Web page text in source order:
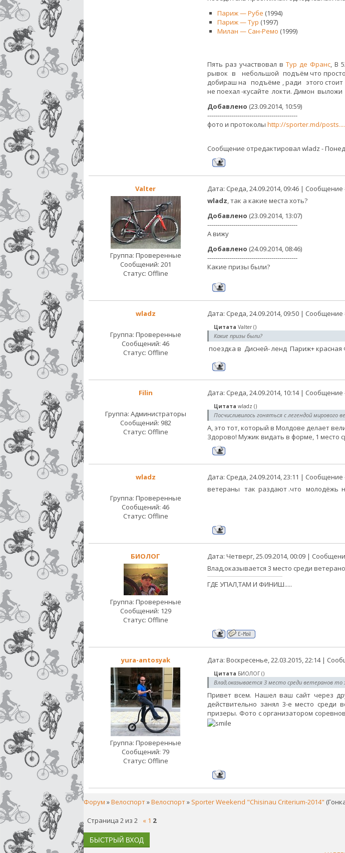
Париж — Рубе (1994)
Париж — Тур (1997)
Милан — Сан-Ремо (1999)
Пять раз участвовал в Тур де Франс, В
рывок в небольшой подъём что
добираш на подъёме
не поехал -кусайте локти. Димон выложи
Добавлено (23.09.2014, 10:59)
---------------------------------------------
фото и протоколы http://sporter.md/
Сообщение отредактировал wladz -
Valter Дата: Среда, 24.09.2014, 09:46 | Сообщение
Группа: Проверенные
Сообщений: 201
Статус: Offline
wladz, так а какие места хоть?
Добавлено (23.09.2014, 13:07)
---------------------------------------------
А вижу
Добавлено (24.09.2014, 08:46)
---------------------------------------------
Какие призы были?
wladz Дата: Среда, 24.09.2014, 09:50 | Сообщение
Группа: Проверенные
Сообщений: 46
Статус: Offline
Цитата Valter()
Какие призы были?
поездка в Дисней- ленд Париж+
Filin Дата: Среда, 24.09.2014, 10:14 | Сообщение
Группа: Администраторы
Сообщений: 982
Статус: Offline
Цитата wladz ()
Посчисливилось гоняться с легендой
А, это тот, который в Молдове делает
Здорово! Мужик видать в форме, 1 место
wladz Дата: Среда, 24.09.2014, 23:11 | Сообщение
Группа: Проверенные
Сообщений: 46
Статус: Offline
ветераны так раздают .что молодёжь
БИОЛОГ Дата: Четверг, 25.09.2014, 00:09 |
Группа: Проверенные
Сообщений: 129
Статус: Offline
Влад,оказывается 3 место среди
ГДЕ УПАЛ,ТАМ И ФИНИШ.....
yura-antosyak Дата: Воскресенье, 22.03.2015, 22:14 |
Группа: Проверенные
Сообщений: 79
Статус: Offline
Цитата БИОЛОГ()
Влад,оказывается 3 место среди ветеранов то
Привет всем. Нашел ваш сайт через
действительно занял 3-е место
призеры. Фото с организатором
Форум »Велоспорт»Велоспорт» Sporter Weekend "Chisinau Criterium-2014"
Страница 2из 2 « 1 2